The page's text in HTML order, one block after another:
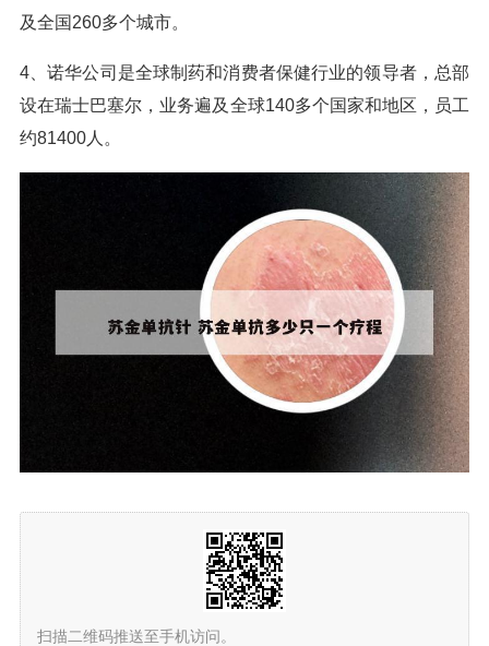
及全国260多个城市。
4、诺华公司是全球制药和消费者保健行业的领导者，总部
设在瑞士巴塞尔，业务遍及全球140多个国家和地区，员工
约81400人。
扫描二维码推送至手机访问。